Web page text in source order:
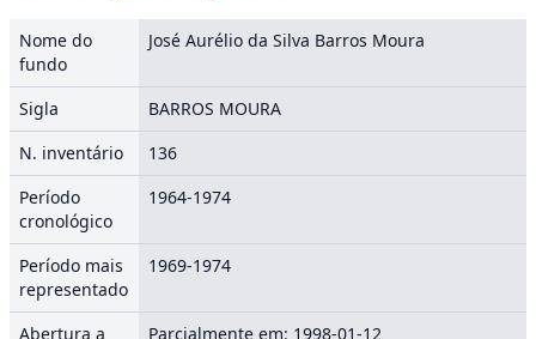
Nome do
fundo
José Aurélio da Silva Barros Moura
Sigla
BARROS MOURA
N. inventário
136
Período
cronológico
1964-1974
Período mais
representado
1969-1974
Abertura a
Parcialmente em: 1998-01-12